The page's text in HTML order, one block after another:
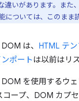
違いがあります。ま
については、このまま
は、 HTML テ
ポートは以前はリ
を使用するウ
コープ、DOM カプ